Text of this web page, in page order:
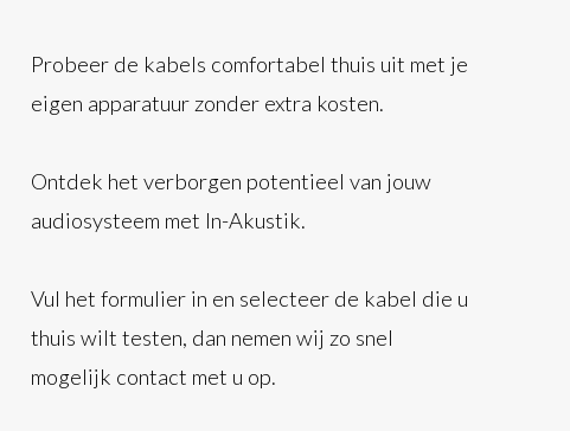
Probeer de kabels comfortabel thuis uit met je
eigen apparatuur zonder extra kosten.
Ontdek het verborgen potentieel van jouw
audiosysteem met In-Akustik.
Vul het formulier in en selecteer de kabel die u
thuis wilt testen, dan nemen wij zo snel
mogelijk contact met u op.